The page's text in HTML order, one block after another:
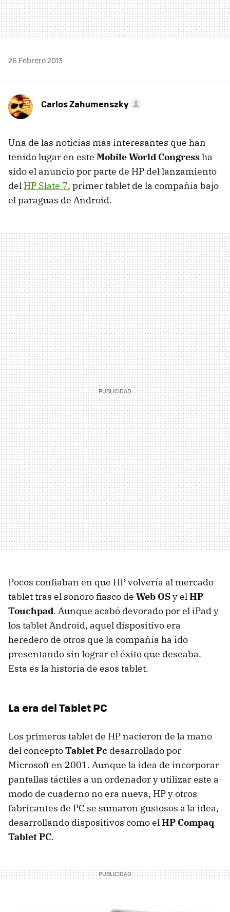
26 Febrero 2013
Carlos Zahumenszky
Una de las noticias más interesantes que han
tenido lugar en este Mobile World Congressha
sido el anuncio por parte de HP del lanzamiento
del HP Slate 7, primer tablet de la compañía bajo
el paraguas de Android.
Pocos confiaban en que HP volvería al mercado
tablet tras el sonoro fiasco de Web OSy elHP
Touchpad. Aunque acabó devorado por el iPad y
los tablet Android, aquel dispositivo era
heredero de otros que la compañía ha ido
presentando sin lograr el éxito que deseaba.
Esta es la historia de esos tablet.
La era del Tablet PC
Los primeros tablet de HP nacieron de la mano
del conceptoTablet Pc desarrollado por
Microsoft en 2001. Aunque la idea de incorporar
pantallas táctiles a un ordenador y utilizar este a
modo de cuaderno no era nueva, HP y otros
fabricantes de PC se sumaron gustosos a la idea,
desarrollando dispositivos como elHP Compaq
Tablet PC.